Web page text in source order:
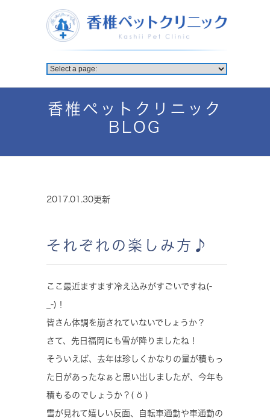
香椎ペットクリニック
BLOG
2017.01.30更新
それぞれの楽しみ方♪
ここ最近ますます冷え込みがすごいですね(-
_-)！
皆さん体調を崩されていないでしょうか？
さて、先日福岡にも雪が降りましたね！
そういえば、去年は珍しくかなりの量が積もっ
た日があったなぁと思い出しましたが、今年も
積もるのでしょうか？( ö )
雪が見れて嬉しい反面、自転車通勤や車通勤の